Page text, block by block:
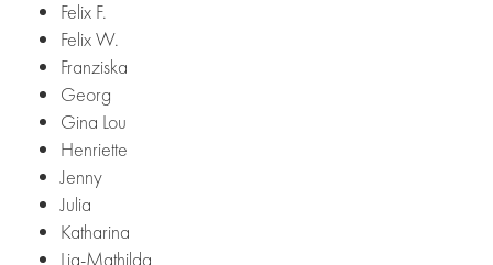
Felix F.
Felix W.
Franziska
Georg
Gina Lou
Henriette
Jenny
Julia
Katharina
Lia-Mathilda